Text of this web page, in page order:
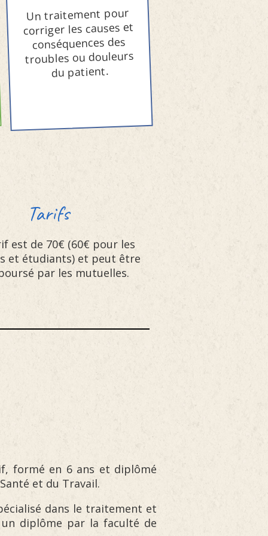
Un traitement pour
corriger les causes et
conséquences des
troubles ou douleurs
du patient.
est de 70€ (60€ pour les
et étudiants) et peut être
par les mutuelles.
formé en 6 ans et diplômé
et du Travail.
dans le traitement et
diplôme par la faculté de